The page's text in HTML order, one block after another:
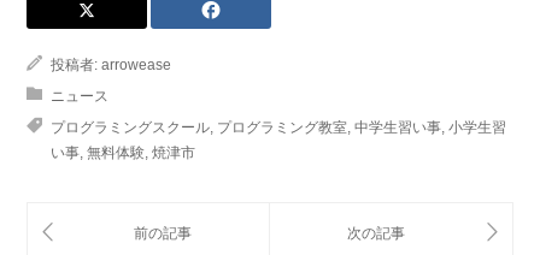
投稿者: arrowease
ニュース
プログラミングスクール, プログラミング教室, 中学生習い事, 小学生習
い事, 無料体験, 焼津市